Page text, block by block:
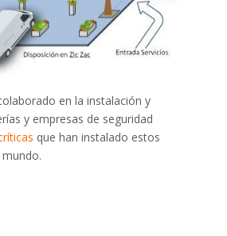
en la instalación y
y empresas de seguridad
que han instalado estos